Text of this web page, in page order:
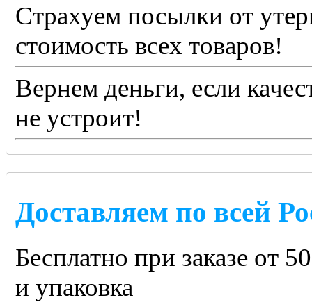
Страхуем посылки от
стоимость всех товаров!
Вернем деньги, если
не устроит!
Доставляем по всей
Бесплатно при заказе от
и упаковка